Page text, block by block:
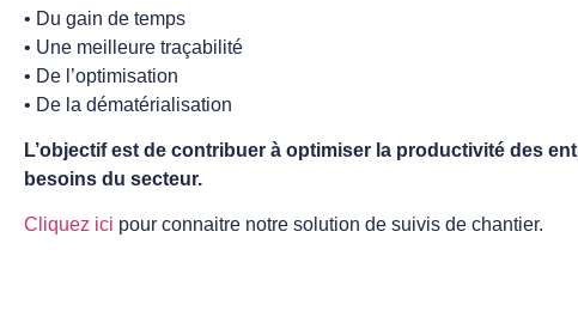
• Du gain de temps
• Une meilleure traçabilité
• De l’optimisation
• De la dématérialisation
L’objectif est de contribuer à optimiser la productivité des
besoins du secteur.
Cliquez ici pour connaitre notre solution de suivis de chantier.